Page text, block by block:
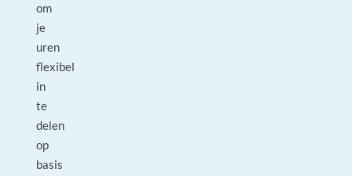
om
je
uren
flexibel
in
te
delen
op
basis